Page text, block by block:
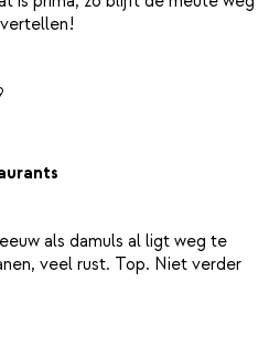
als damuls al ligt weg te
veel rust. Top. Niet verder